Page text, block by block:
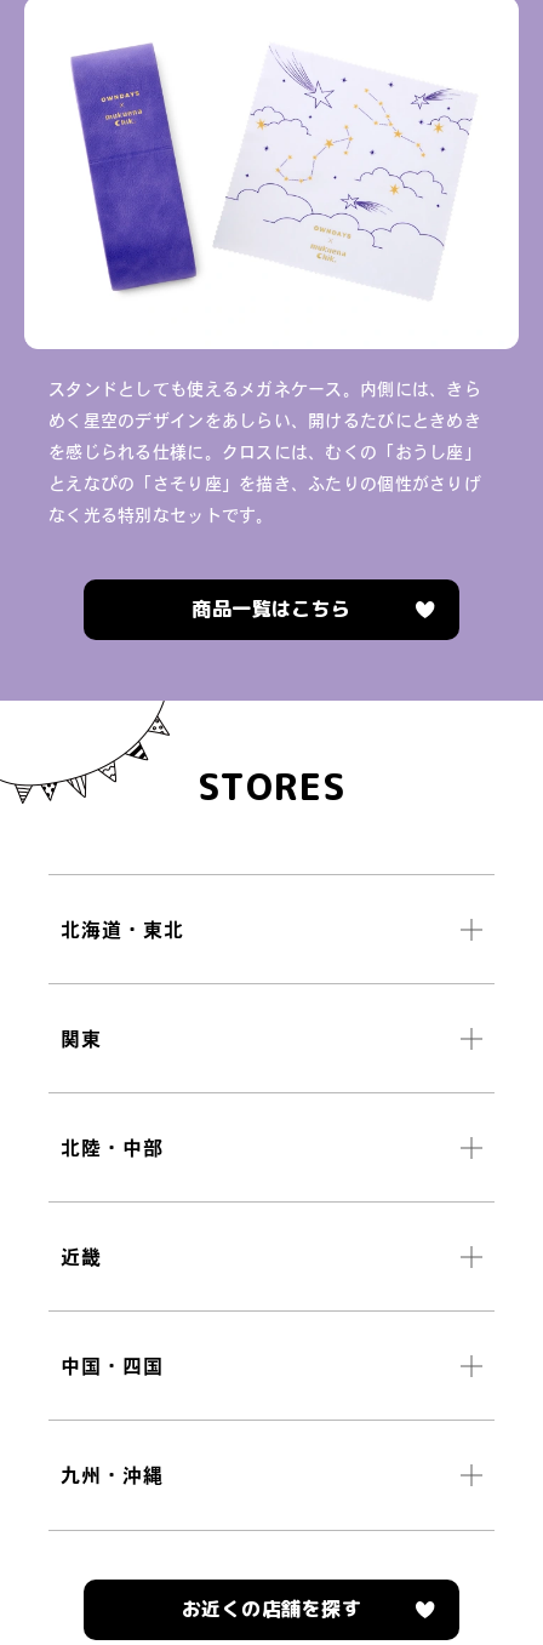
スタンドとしても使えるメガネケース。内側には、きら
めく星空のデザインをあしらい、開けるたびにときめき
を感じられる仕様に。クロスには、むくの「おうし座」
とえなぴの「さそり座」を描き、ふたりの個性がさりげ
なく光る特別なセットです。
商品一覧はこちら
STORES
北海道・東北
関東
北陸・中部
近畿
中国・四国
九州・沖縄
お近くの店舗を探す